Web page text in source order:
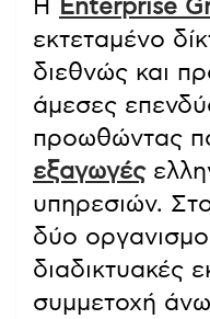
Η Enterprise
εκτεταμένο
διεθνώς και
άμεσες
προωθώντας
εξαγωγές
υπηρεσιών.
δύο
διαδικτυακές
συμμετοχή